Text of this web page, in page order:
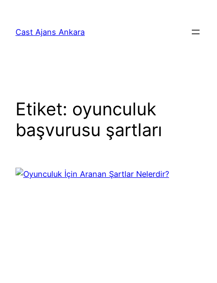
Cast Ajans Ankara
Etiket: oyunculuk
başvurusu şartları